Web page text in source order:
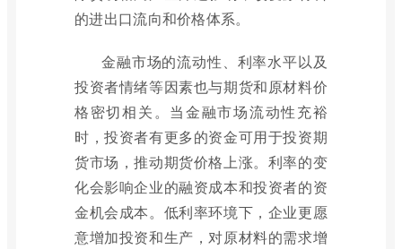
的进出口流向和价格体系。
金融市场的流动性、利率水平以及
投资者情绪等因素也与期货和原材料价
格密切相关。当金融市场流动性充裕
时，投资者有更多的资金可用于投资期
货市场，推动期货价格上涨。利率的变
化会影响企业的融资成本和投资者的资
金机会成本。低利率环境下，企业更愿
意增加投资和生产，对原材料的需求增